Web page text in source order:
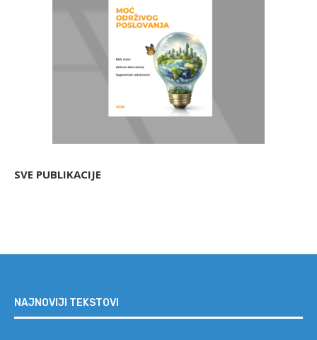
SVE PUBLIKACIJE
NAJNOVIJI TEKSTOVI